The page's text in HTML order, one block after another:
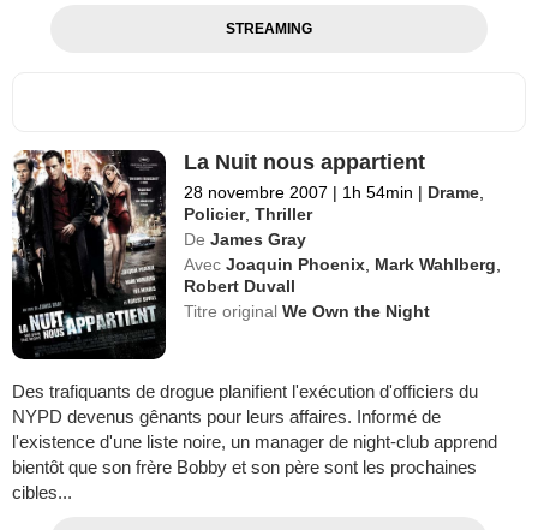
STREAMING
La Nuit nous appartient
28 novembre 2007 | 1h 54min | Drame
Policier,Thriller
De James Gray
Avec Joaquin Phoenix Mark Wahlberg
Robert Duvall
Titre originalWe Own the Night
Des trafiquants de drogue planifient l'exécution d'officiers du
NYPD devenus gênants pour leurs affaires. Informé de
l'existence d'une liste noire, un manager de night-club apprend
bientôt que son frère Bobby et son père sont les prochaines
cibles...